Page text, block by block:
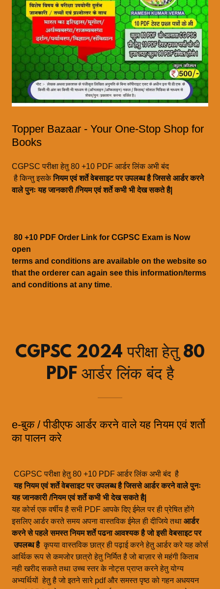
Topper Bazaar - Your One-Stop Shop for
Books
CGPSC परीक्षा हेतु 80 +10 PDF आर्डर लिंक अभी बंद
है किन्तु इसकेनियम एवं शर्ते वेबसाइट पर उपलब्ध है जिससे आर्डर करने
वाले पुनः यह जानकारी /नियम एवं शर्ते कभी भी देख सकते है|
80 +10 PDF Order Link for CGPSC Exam is Now
open
terms and conditions are available on the website so
that the orderer can again see this information/terms
and conditions at any time.
CGPSC 2024 परीक्षा हेतु 80
PDF आर्डर लिंक बंद है
e-बुक / पीडीएफ आर्डर करने वाले यह नियम एवं शर्तो
का पालन करे
CGPSC परीक्षा हेतु 80 +10 PDF आर्डर लिंक अभी बंद है
यह नियम एवं शर्ते वेबसाइट पर उपलब्ध है जिससे आर्डर करने वाले पुनः
यह जानकारी /नियम एवं शर्ते कभी भी देख सकते है|
यह कोर्स एक वर्षीय है सभी PDF आपके दिए ईमेल पर ही प्रेषित होंगे
इसलिए आर्डर करते समय अपना वास्तविक ईमेल ही दीजिये तथा आर्डर
करने से पहले समस्त नियम शर्ते पढना आवश्यक है जो इसी वेबसाइट पर
उपलब्ध है कृपया वास्तविक छात्र ही पढ़ाई करने हेतु आर्डर करे यह कोर्स
आर्थिक रूप से कमजोर छात्रो हेतु निर्मित है जो बाज़ार से महंगी किताब
नही खरीद सकते तथा उच्च स्तर के नोट्स प्राप्त करने हेतु योग्य
अभ्यर्थियों हेतु है जो इतने सारे pdf और समस्त पृष्ठ को गहन अधययन